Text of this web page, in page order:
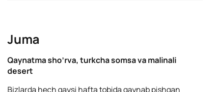
Juma
Qaynatma sho’rva, turkcha somsa va malinali
desert
Bizlarda hech qaysi hafta tobida qaynab pishgan